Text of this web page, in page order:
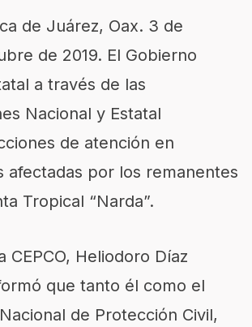
de Juárez, Oax. 3 de
de 2019. El Gobierno
a través de las
Nacional y Estatal
de atención en
afectadas por los remanentes
Tropical “Narda”.
CEPCO, Heliodoro Díaz
que tanto él como el
de Protección Civil,